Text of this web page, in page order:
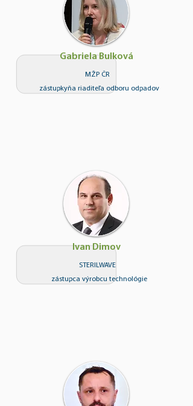
Gabriela Bulková
MŽP ČR
zástupkyňa riaditeľa odboru odpadov
Ivan Dimov
STERILWAVE
zástupca výrobcu technológie